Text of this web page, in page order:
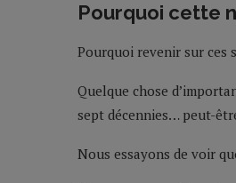
Pourquoi cette
Pourquoi revenir sur ces
Quelque chose
sept décennies… peut-
Nous essayons de voir